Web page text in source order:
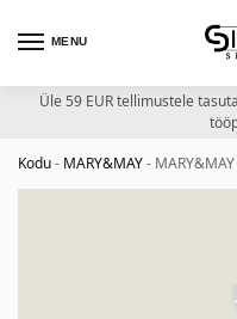
MENU
Üle 59 EUR tellimustele
Kodu- MARY&MAY-